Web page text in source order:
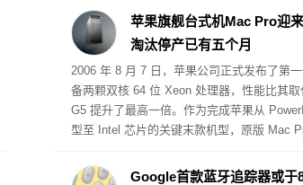
苹果旗舰台式机Mac Pro迎
淘汰停产已有五个月
2006 年 8 月 7 日，苹果公司正式发布了第
备两颗双核 64 位 Xeon 处理器，性能比其
G5 提升了最高一倍。作为完成苹果从
型至 Intel 芯片的关键末款机型，原版 Mac
Google首款蓝牙追踪器或于